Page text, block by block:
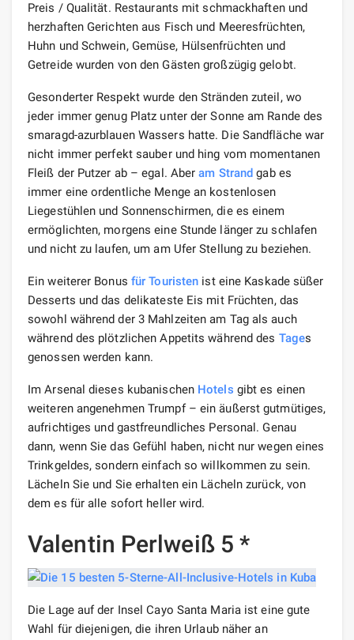
Preis / Qualität. Restaurants mit schmackhaften und
herzhaften Gerichten aus Fisch und Meeresfrüchten,
Huhn und Schwein, Gemüse, Hülsenfrüchten und
Getreide wurden von den Gästen großzügig gelobt.
Gesonderter Respekt wurde den Stränden zuteil, wo
jeder immer genug Platz unter der Sonne am Rande des
smaragd-azurblauen Wassers hatte. Die Sandfläche war
nicht immer perfekt sauber und hing vom momentanen
Fleiß der Putzer ab – egal. Aberam Strand gab es
immer eine ordentliche Menge an kostenlosen
Liegestühlen und Sonnenschirmen, die es einem
ermöglichten, morgens eine Stunde länger zu schlafen
und nicht zu laufen, um am Ufer Stellung zu beziehen.
Ein weiterer Bonus für Touristen ist eine Kaskade süßer
Desserts und das delikateste Eis mit Früchten, das
sowohl während der 3 Mahlzeiten am Tag als auch
während des plötzlichen Appetits während des Tages
genossen werden kann.
Im Arsenal dieses kubanischen Hotels gibt es einen
weiteren angenehmen Trumpf – ein äußerst gutmütiges,
aufrichtiges und gastfreundliches Personal. Genau
dann, wenn Sie das Gefühl haben, nicht nur wegen eines
Trinkgeldes, sondern einfach so willkommen zu sein.
Lächeln Sie und Sie erhalten ein Lächeln zurück, von
dem es für alle sofort heller wird.
Valentin Perlweiß 5 *
Die Lage auf der Insel Cayo Santa Maria ist eine gute
Wahl für diejenigen, die ihren Urlaub näher an